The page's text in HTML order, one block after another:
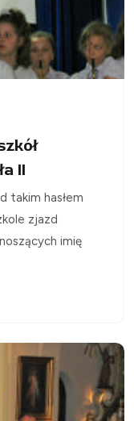
II
takim hasłem
zjazd
imię